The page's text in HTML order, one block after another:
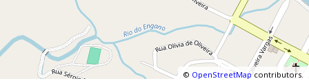
© OpenStreetMapcontributors.